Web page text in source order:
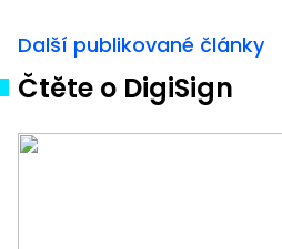
Další publikované články
Čtěte o DigiSign